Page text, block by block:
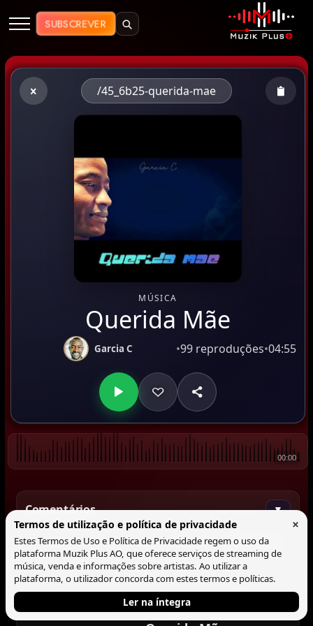
Muzik Plus AO - Streaming de
SUBSCREVER
/45_6b25-querida-mae
MÚSICA
Querida Mãe
Garcia C •99 reproduções•04:55
00:00
Comentários ▼
Comentar
Tocando agora
Termos de utilização e política de privacidade ×
Estes Termos de Uso e Política de Privacidade regem o uso da
plataforma Muzik Plus AO, que oferece serviços de streaming de
música, venda e informações sobre artistas. Ao utilizar a
plataforma, o utilizador concorda com estes termos e políticas.
Ler na íntegra